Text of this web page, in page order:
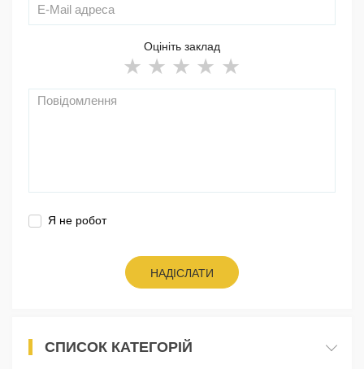
Оцініть заклад
Я не робот
НАДІСЛАТИ
СПИСОК КАТЕГОРІЙ